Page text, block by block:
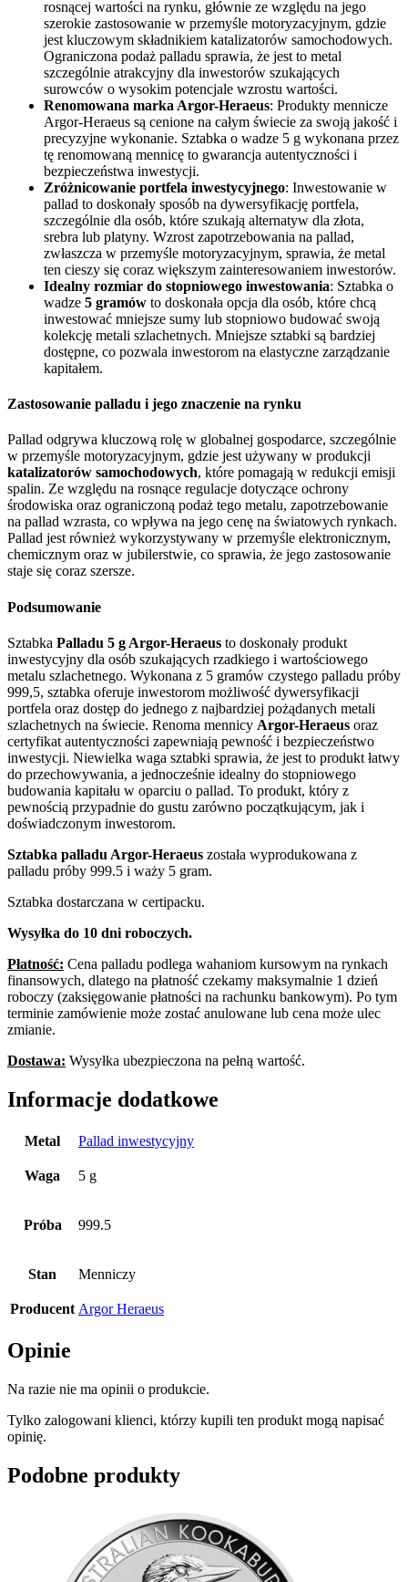
rosnącej wartości na rynku, głównie ze względu na jego
szerokie zastosowanie w przemyśle motoryzacyjnym, gdzie
jest kluczowym składnikiem katalizatorów samochodowych.
Ograniczona podaż palladu sprawia, że jest to metal
szczególnie atrakcyjny dla inwestorów szukających
surowców o wysokim potencjale wzrostu wartości.
Renomowana marka Argor-Heraeus: Produkty mennicze
Argor-Heraeus są cenione na całym świecie za swoją jakość i
precyzyjne wykonanie. Sztabka o wadze 5 g wykonana przez
tę renomowaną mennicę to gwarancja autentyczności i
bezpieczeństwa inwestycji.
Zróżnicowanie portfela inwestycyjnego: Inwestowanie w
pallad to doskonały sposób na dywersyfikację portfela,
szczególnie dla osób, które szukają alternatyw dla złota,
srebra lub platyny. Wzrost zapotrzebowania na pallad,
zwłaszcza w przemyśle motoryzacyjnym, sprawia, że metal
ten cieszy się coraz większym zainteresowaniem inwestorów.
Idealny rozmiar do stopniowego inwestowania: Sztabka o
wadze 5 gramów to doskonała opcja dla osób, które chcą
inwestować mniejsze sumy lub stopniowo budować swoją
kolekcję metali szlachetnych. Mniejsze sztabki są bardziej
dostępne, co pozwala inwestorom na elastyczne zarządzanie
kapitałem.
Zastosowanie palladu i jego znaczenie na rynku
Pallad odgrywa kluczową rolę w globalnej gospodarce, szczególnie
w przemyśle motoryzacyjnym, gdzie jest używany w produkcji
katalizatorów samochodowych, które pomagają w redukcji emisji
spalin. Ze względu na rosnące regulacje dotyczące ochrony
środowiska oraz ograniczoną podaż tego metalu, zapotrzebowanie
na pallad wzrasta, co wpływa na jego cenę na światowych rynkach.
Pallad jest również wykorzystywany w przemyśle elektronicznym,
chemicznym oraz w jubilerstwie, co sprawia, że jego zastosowanie
staje się coraz szersze.
Podsumowanie
Sztabka Palladu 5 g Argor-Heraeus to doskonały produkt
inwestycyjny dla osób szukających rzadkiego i wartościowego
metalu szlachetnego. Wykonana z 5 gramów czystego palladu próby
999,5, sztabka oferuje inwestorom możliwość dywersyfikacji
portfela oraz dostęp do jednego z najbardziej pożądanych metali
szlachetnych na świecie. Renoma mennicy Argor-Heraeus oraz
certyfikat autentyczności zapewniają pewność i bezpieczeństwo
inwestycji. Niewielka waga sztabki sprawia, że jest to produkt łatwy
do przechowywania, a jednocześnie idealny do stopniowego
budowania kapitału w oparciu o pallad. To produkt, który z
pewnością przypadnie do gustu zarówno początkującym, jak i
doświadczonym inwestorom.
Sztabka palladu Argor-Heraeus została wyprodukowana z
palladu próby 999.5 i waży 5 gram.
Sztabka dostarczana w certipacku.
Wysyłka do 10 dni roboczych.
Płatność: Cena palladu podlega wahaniom kursowym na rynkach
finansowych, dlatego na płatność czekamy maksymalnie 1 dzień
roboczy (zaksięgowanie płatności na rachunku bankowym). Po tym
terminie zamówienie może zostać anulowane lub cena może ulec
zmianie.
Dostawa: Wysyłka ubezpieczona na pełną wartość.
Informacje dodatkowe
Metal Pallad inwestycyjny
Waga 5 g
Próba 999.5
Stan Menniczy
Producent Argor Heraeus
Opinie
Na razie nie ma opinii o produkcie.
Tylko zalogowani klienci, którzy kupili ten produkt mogą napisać
opinię.
Podobne produkty